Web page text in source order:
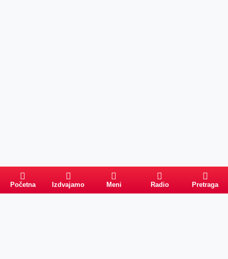
Početna Izdvajamo Meni Radio Pretraga